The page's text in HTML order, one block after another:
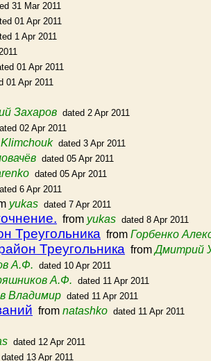
31 Mar 2011
01 Apr 2011
1 Apr 2011
01 Apr 2011
01 Apr 2011
Захаров dated 2 Apr 2011
02 Apr 2011
dated 3 Apr 2011
dated 05 Apr 2011
dated 05 Apr 2011
6 Apr 2011
yukas dated 7 Apr 2011
from yukas dated 8 Apr 2011
Треугольника from Горбенко
Треугольника fromДмитрий
А.Ф. dated 10 Apr 2011
А.Ф. dated 11 Apr 2011
Владимир dated 11 Apr 2011
from natashko dated 11 Apr 2011
dated 12 Apr 2011
dated 13 Apr 2011